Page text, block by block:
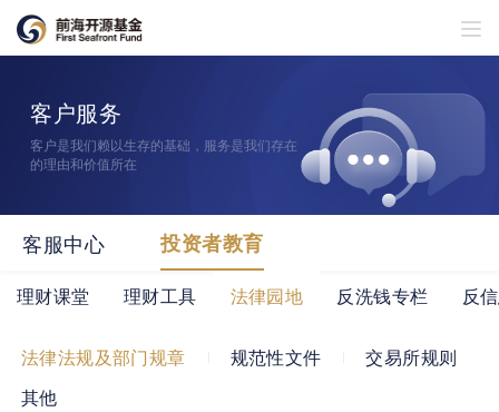
客户服务
客户是我们赖以生存的基础，服务是我们存在
的理由和价值所在
客服中心 投资者教育
理财课堂 理财工具 法律园地 反洗钱专栏 反
法律法规及部门规章 规范性文件
交易所规则
其他